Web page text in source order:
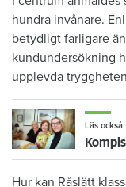
hundra invånare.
betydligt farligare
kundundersökning
upplevda
Läs också
Hur kan Råslätt